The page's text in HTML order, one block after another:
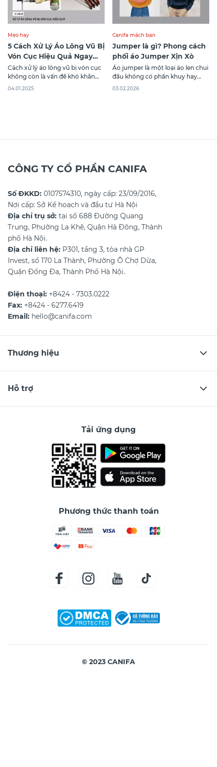
Mẹo hay
5 Cách Xử Lý Áo Lông Vũ Bị
Vón Cục Hiệu Quả Ngay
Tại Nhà
Cách xử lý áo lông vũ bị vón cục
không còn là vấn đề khó khăn
nếu bạn nắm vững được những
04.01.2025
Canifa mách bạn
Jumper là gì? Phong cách
phối áo Jumper Xịn Xò
Áo jumper là một loại áo len chui
đầu không có phần khuy hay
khóa kéo phía trước
03.02.2026
CÔNG TY CỔ PHẦN CANIFA
Số ĐKKD: 0107574310, ngày cấp: 23/09/2016,
Nơi cấp: Sở Kế hoạch và đầu tư Hà Nội
Địa chỉ trụ sở: tại số 688 Đường Quang
Trung, Phường La Khê, Quận Hà Đông, Thành
phố Hà Nội.
Địa chỉ liên hệ: P301, tầng 3, tòa nhà GP
Invest, số 170 La Thành, Phường Ô Chợ Dừa,
Quận Đống Đa, Thành Phố Hà Nội.
Điện thoại: +8424 - 7303.0222
Fax: +8424 - 6277.6419
Email: hello@canifa.com
Thương hiệu
Hỗ trợ
Tải ứng dụng
Phương thức thanh toán
© 2023 CANIFA